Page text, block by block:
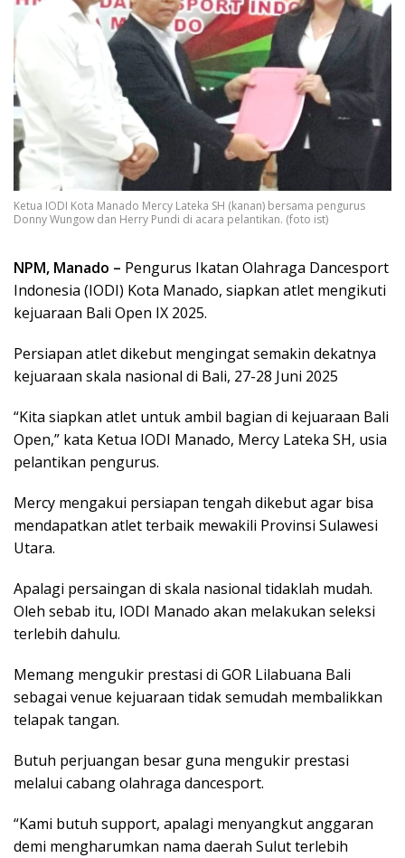
Ketua IODI Kota Manado Mercy Lateka SH (kanan) bersama pengurus
Donny Wungow dan Herry Pundi di acara pelantikan. (foto ist)
NPM, Manado – Pengurus Ikatan Olahraga Dancesport
Indonesia (IODI) Kota Manado, siapkan atlet mengikuti
kejuaraan Bali Open IX 2025.
Persiapan atlet dikebut mengingat semakin dekatnya
kejuaraan skala nasional di Bali, 27-28 Juni 2025
“Kita siapkan atlet untuk ambil bagian di kejuaraan Bali
Open,” kata Ketua IODI Manado, Mercy Lateka SH, usia
pelantikan pengurus.
Mercy mengakui persiapan tengah dikebut agar bisa
mendapatkan atlet terbaik mewakili Provinsi Sulawesi
Utara.
Apalagi persaingan di skala nasional tidaklah mudah.
Oleh sebab itu, IODI Manado akan melakukan seleksi
terlebih dahulu.
Memang mengukir prestasi di GOR Lilabuana Bali
sebagai venue kejuaraan tidak semudah membalikkan
telapak tangan.
Butuh perjuangan besar guna mengukir prestasi
melalui cabang olahraga dancesport.
“Kami butuh support, apalagi menyangkut anggaran
demi mengharumkan nama daerah Sulut terlebih